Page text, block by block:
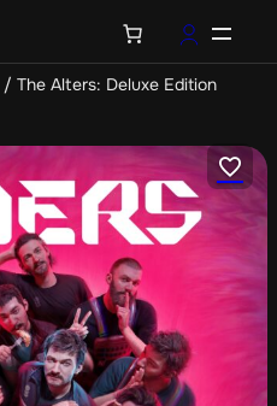
/ The Alters: Deluxe Edition